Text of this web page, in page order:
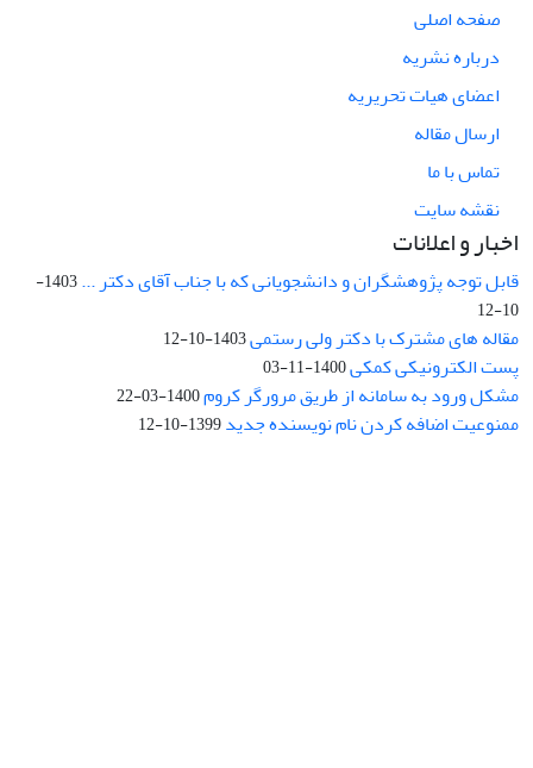
صفحه اصلی
درباره نشریه
اعضای هیات تحریریه
ارسال مقاله
تماس با ما
نقشه سایت
اخبار و اعلانات
قابل توجه پژوهشگران و دانشجویانی که با جناب آقای دکتر ...
1403-
10-12
مقاله های مشترک با دکتر ولی رستمی1403-10-12
پست الکترونیکی کمکی1400-11-03
مشکل ورود به سامانه از طریق مرورگر کروم1400-03-22
ممنوعیت اضافه کردن نام نویسنده جدید1399-10-12